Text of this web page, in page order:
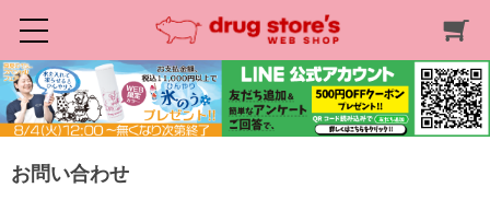
お問い合わせ